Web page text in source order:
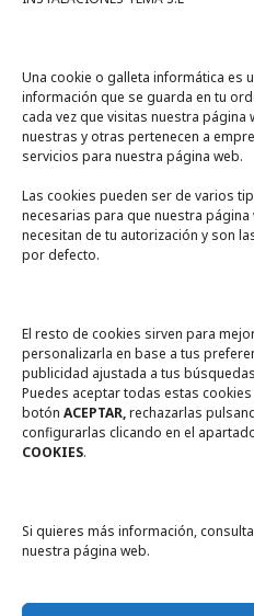
Una cookie o galleta informática es
información que se guarda en tu
cada vez que visitas nuestra página
nuestras y otras pertenecen a
servicios para nuestra página web.
Las cookies pueden ser de varios
necesarias para que nuestra página
necesitan de tu autorización y son
por defecto.
El resto de cookies sirven para
personalizarla en base a tus
publicidad ajustada a tus
Puedes aceptar todas estas
botón ACEPTAR,rechazarlas
configurarlas clicando en el
COOKIES.
Si quieres más información,
nuestra página web.
A un click
Tienda online